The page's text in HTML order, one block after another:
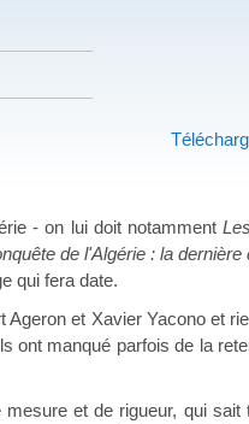
- on lui doit notamment
de l'Algérie : la
qui fera date.
et Xavier Yacono et
ont manqué parfois de la
et de rigueur, qui sait